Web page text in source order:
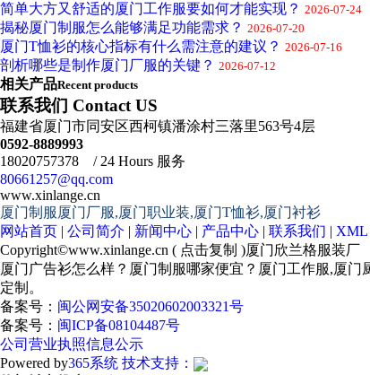
简单大方又舒适的厦门工作服要如何才能实现？ 2026-07-24
揭秘厦门制服怎么能够满足功能需求？ 2026-07-20
厦门T恤衫的核心指标有什么需注意的建议？ 2026-07-16
剖析哪些是制作厦门厂服的关键？ 2026-07-12
相关产品Recent products
联系我们 Contact US
福建省厦门市同安区西柯镇潘涂村三落里563号4层
0592-8889993
18020757378 / 24 Hours 服务
80661257@qq.com
www.xinlange.cn
厦门制服厦门厂服,厦门职业装,厦门T恤衫,厦门衬衫
网站首页 | 公司简介 | 新闻中心 | 产品中心 | 联系我们 | XML
Copyright©www.xinlange.cn ( 点击复制 )厦门欣兰格服装厂
厦门广告衫怎么样？厦门制服哪家便宜？厦门工作服,厦
定制。
备案号： 闽公网安备35020602003321号
备案号： 闽ICP备08104487号
公司营业执照信息公示
Powered by365系统 技术支持：